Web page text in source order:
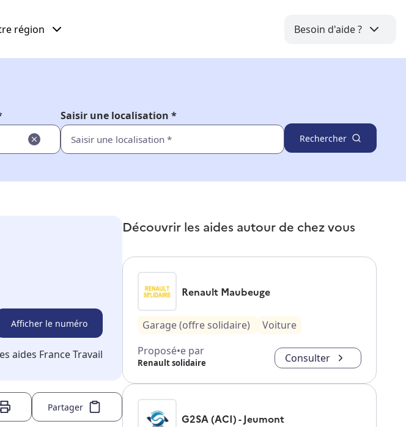
région Besoin d'aide ?
Saisir une localisation *
Rechercher
Afficher le numéro
aides France Travail
Partager
Découvrir les aides autour de chez vous
Renault Maubeuge
Garage (offre solidaire)
Voiture
Proposé•e par
Renault solidaire Consulter
G2SA (ACI) - Jeumont